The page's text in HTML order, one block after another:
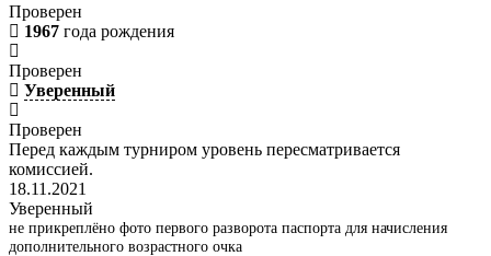
Проверен
1967 года рождения
Проверен
Уверенный
Проверен
Перед каждым турниром уровень пересматривается
комиссией.
18.11.2021
Уверенный
не прикреплёно фото первого разворота паспорта для начисления
дополнительного возрастного очка